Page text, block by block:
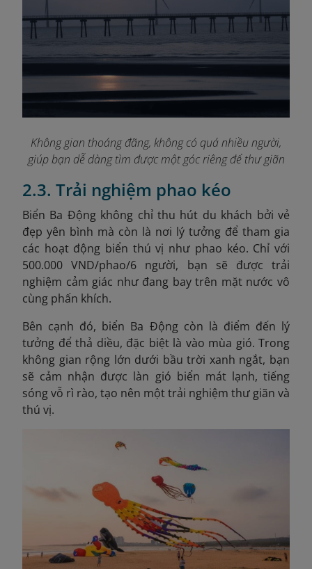
Không gian thoáng đãng, không có quá nhiều người,
giúp bạn dễ dàng tìm được một góc riêng để thư giãn
2.3. Trải nghiệm phao kéo
Biển Ba Động không chỉ thu hút du khách bởi vẻ
đẹp yên bình mà còn là nơi lý tưởng để tham gia
các hoạt động biển thú vị như phao kéo. Chỉ với
500.000 VND/phao/6 người, bạn sẽ được trải
nghiệm cảm giác như đang bay trên mặt nước vô
cùng phấn khích.
Bên cạnh đó, biển Ba Động còn là điểm đến lý
tưởng để thả diều, đặc biệt là vào mùa gió. Trong
không gian rộng lớn dưới bầu trời xanh ngắt, bạn
sẽ cảm nhận được làn gió biển mát lạnh, tiếng
sóng vỗ rì rào, tạo nên một trải nghiệm thư giãn và
thú vị.